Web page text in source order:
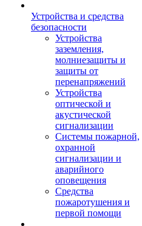
Устройства и средства
безопасности
Устройства
заземления,
молниезащиты и
защиты от
перенапряжений
Устройства
оптической и
акустической
сигнализации
Системы пожарной,
охранной
сигнализации и
аварийного
оповещения
Средства
пожаротушения и
первой помощи